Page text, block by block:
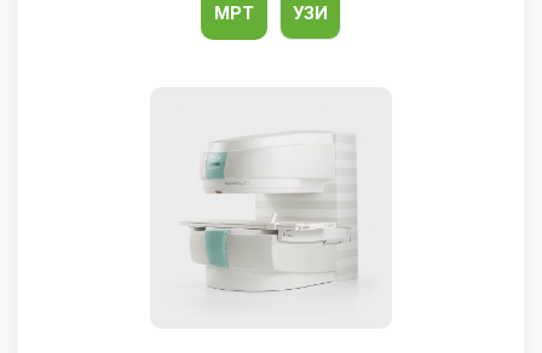
МРТ УЗИ